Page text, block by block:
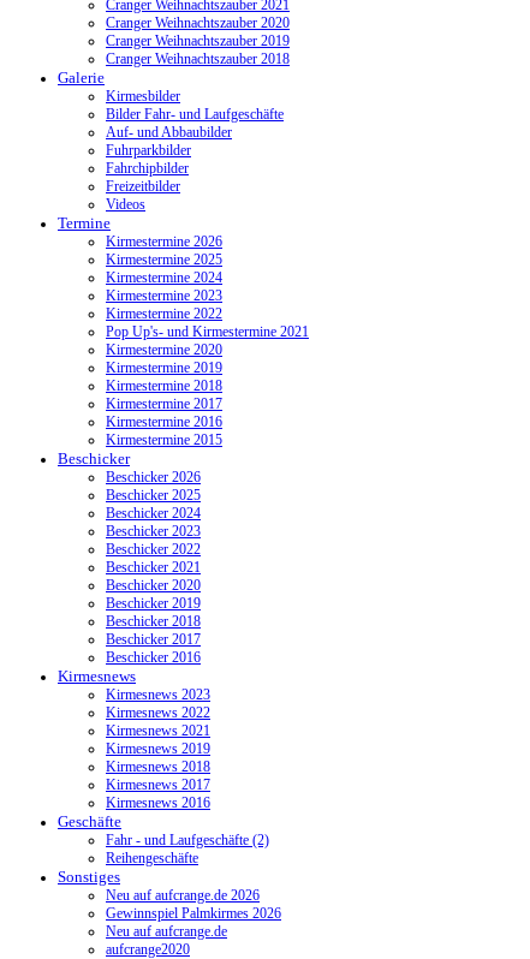
Cranger Weihnachtszauber 2021
Cranger Weihnachtszauber 2020
Cranger Weihnachtszauber 2019
Cranger Weihnachtszauber 2018
Galerie
Kirmesbilder
Bilder Fahr- und Laufgeschäfte
Auf- und Abbaubilder
Fuhrparkbilder
Fahrchipbilder
Freizeitbilder
Videos
Termine
Kirmestermine 2026
Kirmestermine 2025
Kirmestermine 2024
Kirmestermine 2023
Kirmestermine 2022
Pop Up's- und Kirmestermine 2021
Kirmestermine 2020
Kirmestermine 2019
Kirmestermine 2018
Kirmestermine 2017
Kirmestermine 2016
Kirmestermine 2015
Beschicker
Beschicker 2026
Beschicker 2025
Beschicker 2024
Beschicker 2023
Beschicker 2022
Beschicker 2021
Beschicker 2020
Beschicker 2019
Beschicker 2018
Beschicker 2017
Beschicker 2016
Kirmesnews
Kirmesnews 2023
Kirmesnews 2022
Kirmesnews 2021
Kirmesnews 2019
Kirmesnews 2018
Kirmesnews 2017
Kirmesnews 2016
Geschäfte
Fahr - und Laufgeschäfte (2)
Reihengeschäfte
Sonstiges
Neu auf aufcrange.de 2026
Gewinnspiel Palmkirmes 2026
Neu auf aufcrange.de
aufcrange2020